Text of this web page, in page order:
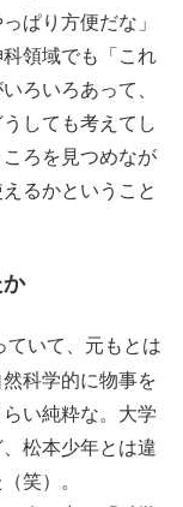
ぱり方便だな」
領域でも「これ
ろいろあって、
しても考えてし
ろを見つめなが
るかということ
いて、元もとは
科学的に物事を
い純粋な。大学
松本少年とは違
笑）。